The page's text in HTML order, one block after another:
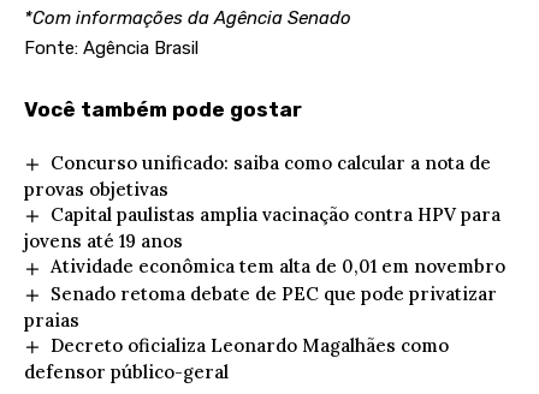
*Com informações da Agência Senado
Fonte: Agência Brasil
Você também pode gostar
Concurso unificado: saiba como calcular a nota de
provas objetivas
Capital paulistas amplia vacinação contra HPV para
jovens até 19 anos
Atividade econômica tem alta de 0,01 em novembro
Senado retoma debate de PEC que pode privatizar
praias
Decreto oficializa Leonardo Magalhães como
defensor público-geral